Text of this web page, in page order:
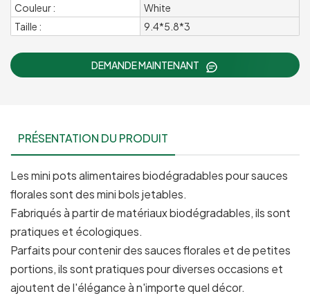
Couleur :
White
Taille :
9.4*5.8*3
DEMANDE MAINTENANT
PRÉSENTATION DU PRODUIT
Les mini pots alimentaires biodégradables pour sauces
florales sont des mini bols jetables.
Fabriqués à partir de matériaux biodégradables, ils sont
pratiques et écologiques.
Parfaits pour contenir des sauces florales et de petites
portions, ils sont pratiques pour diverses occasions et
ajoutent de l'élégance à n'importe quel décor.